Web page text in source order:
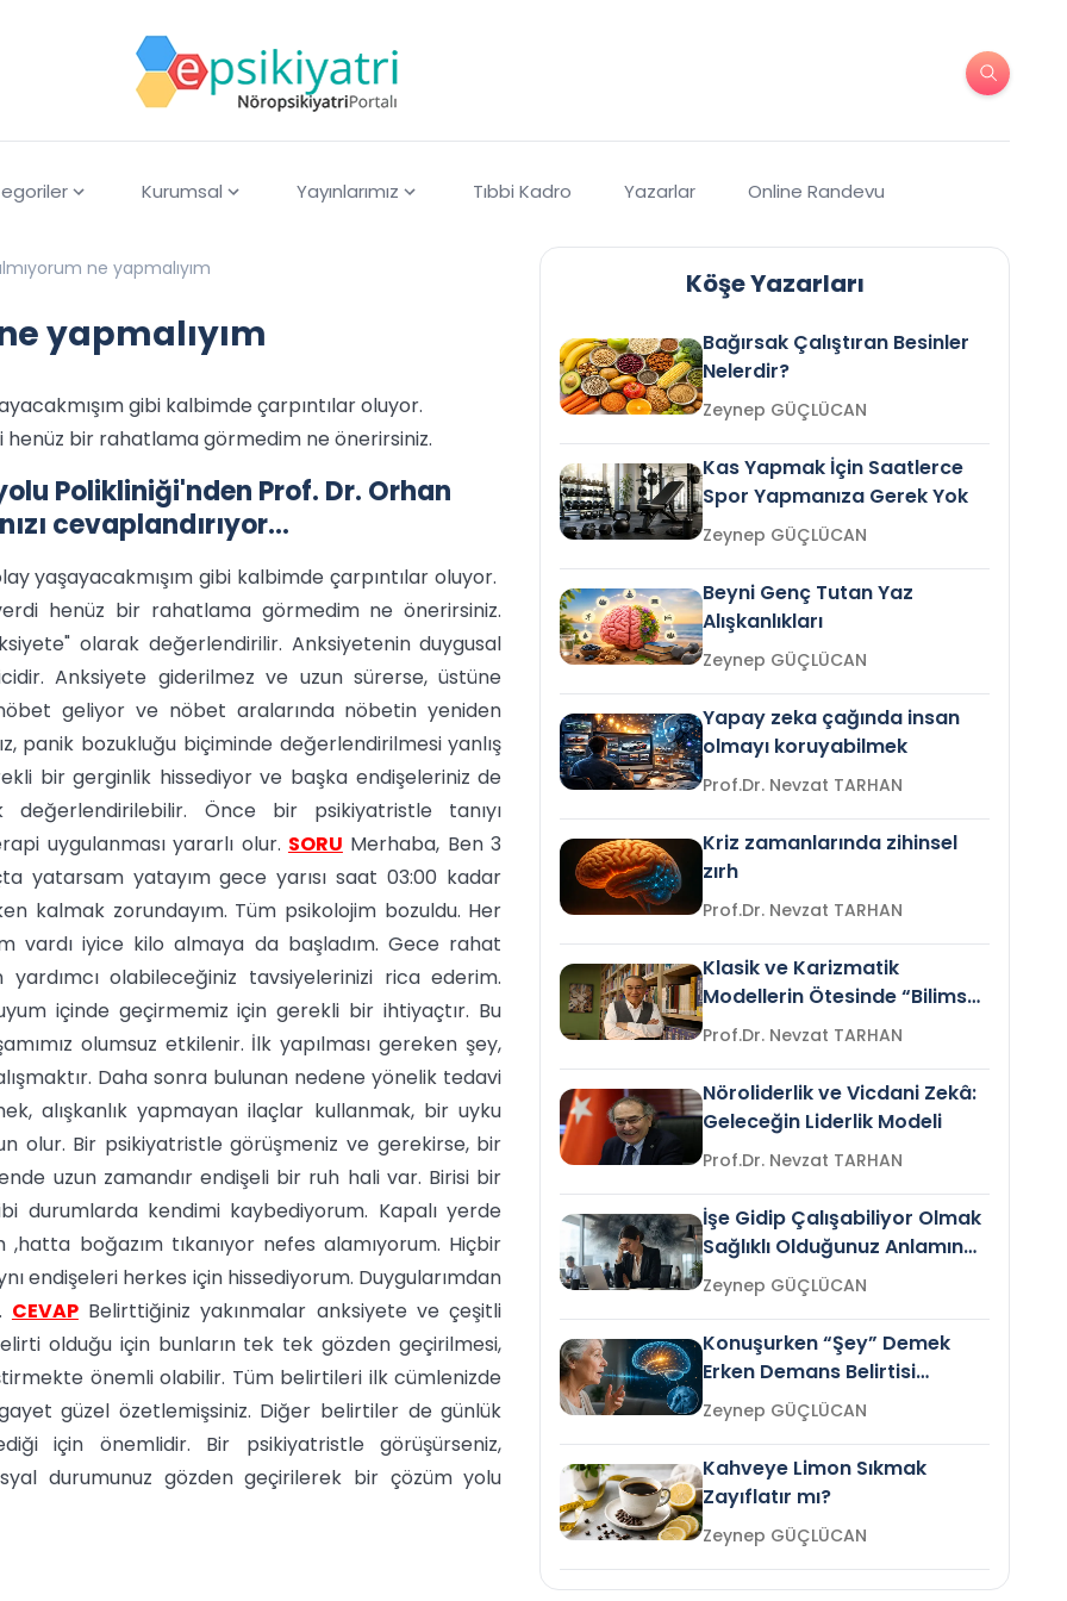
Kurumsal Yayınlarımız Tıbbi Kadro Yazarlar Online Randevu
ne yapmalıyım
yapmalıyım
gibi kalbimde çarpıntılar oluyor.
bir rahatlama görmedim ne önerirsiniz.
Polikliniği'nden Prof. Dr. Orhan
cevaplandırıyor…
yaşayacakmışım gibi kalbimde çarpıntılar oluyor.
henüz bir rahatlama görmedim ne önerirsiniz.
olarak değerlendirilir. Anksiyetenin duygusal
Anksiyete giderilmez ve uzun sürerse, üstüne
geliyor ve nöbet aralarında nöbetin yeniden
panik bozukluğu biçiminde değerlendirilmesi yanlış
bir gerginlik hissediyor ve başka endişeleriniz de
Önce bir psikiyatristle tanıyı
uygulanması yararlı olur. SORU Merhaba, Ben 3
yatarsam yatayım gece yarısı saat 03:00 kadar
kalmak zorundayım. Tüm psikolojim bozuldu. Her
iyice kilo almaya da başladım. Gece rahat
olabileceğiniz tavsiyelerinizi rica ederim.
içinde geçirmemiz için gerekli bir ihtiyaçtır. Bu
olumsuz etkilenir. İlk yapılması gereken şey,
Daha sonra bulunan nedene yönelik tedavi
alışkanlık yapmayan ilaçlar kullanmak, bir uyku
olur. Bir psikiyatristle görüşmeniz ve gerekirse, bir
uzun zamandır endişeli bir ruh hali var. Birisi bir
kendimi kaybediyorum. Kapalı yerde
,hatta boğazım tıkanıyor nefes alamıyorum. Hiçbir
endişeleri herkes için hissediyorum. Duygularımdan
CEVAPBelirttiğiniz yakınmalar anksiyete ve çeşitli
olduğu için bunların tek tek gözden geçirilmesi,
önemli olabilir. Tüm belirtileri ilk cümlenizde
güzel özetlemişsiniz. Diğer belirtiler de günlük
için önemlidir. Bir psikiyatristle görüşürseniz,
durumunuz gözden geçirilerek bir çözüm yolu
Köşe Yazarları
Bağırsak Çalıştıran Besinler
Nelerdir?
Zeynep GÜÇLÜCAN
Kas Yapmak İçin Saatlerce
Spor Yapmanıza Gerek Yok
Zeynep GÜÇLÜCAN
Beyni Genç Tutan Yaz
Alışkanlıkları
Zeynep GÜÇLÜCAN
Yapay zeka çağında insan
olmayı koruyabilmek
Prof.Dr. Nevzat TARHAN
Kriz zamanlarında zihinsel
zırh
Prof.Dr. Nevzat TARHAN
Klasik ve Karizmatik
Modellerin Ötesinde “Bilimsel
Liderlik”
Prof.Dr. Nevzat TARHAN
Nöroliderlik ve Vicdani Zekâ:
Geleceğin Liderlik Modeli
Prof.Dr. Nevzat TARHAN
İşe Gidip Çalışabiliyor Olmak
Sağlıklı Olduğunuz Anlamına
Gelir mi?Zeynep GÜÇLÜCAN
Konuşurken “Şey” Demek
Erken Demans Belirtisi
Olabilir mi?Zeynep GÜÇLÜCAN
Kahveye Limon Sıkmak
Zayıflatır mı?
Zeynep GÜÇLÜCAN